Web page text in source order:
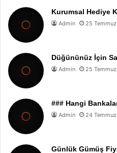
Kurumsal Hediye
Admin 25
Düğününüz İçin
Admin 25
### Hangi
Admin 24
Günlük Gümüş